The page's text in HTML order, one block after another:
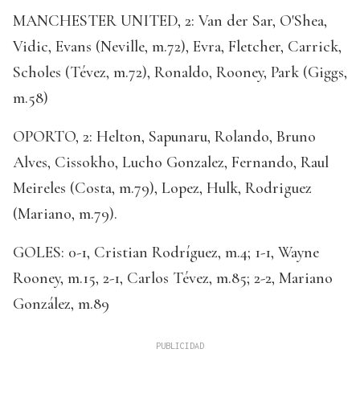
MANCHESTER UNITED, 2: Van der Sar, O'Shea,
Vidic, Evans (Neville, m.72), Evra, Fletcher, Carrick,
Scholes (Tévez, m.72), Ronaldo, Rooney, Park (Giggs,
m.58)
OPORTO, 2: Helton, Sapunaru, Rolando, Bruno
Alves, Cissokho, Lucho Gonzalez, Fernando, Raul
Meireles (Costa, m.79), Lopez, Hulk, Rodriguez
(Mariano, m.79).
GOLES: 0-1, Cristian Rodríguez, m.4; 1-1, Wayne
Rooney, m.15, 2-1, Carlos Tévez, m.85; 2-2, Mariano
González, m.89